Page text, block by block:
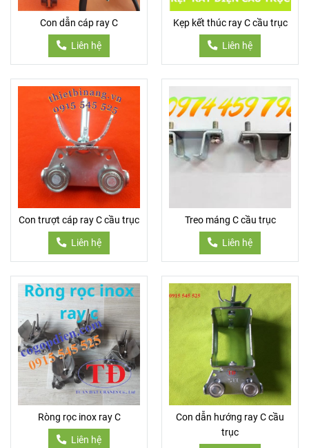
Con dẫn cáp ray C
Liên hệ
Kẹp kết thúc ray C cầu trục
Liên hệ
Con trượt cáp ray C cầu trục
Liên hệ
Treo máng C cầu trục
Liên hệ
Ròng rọc inox ray C
Liên hệ
Con dẫn hướng ray C cầu
trục